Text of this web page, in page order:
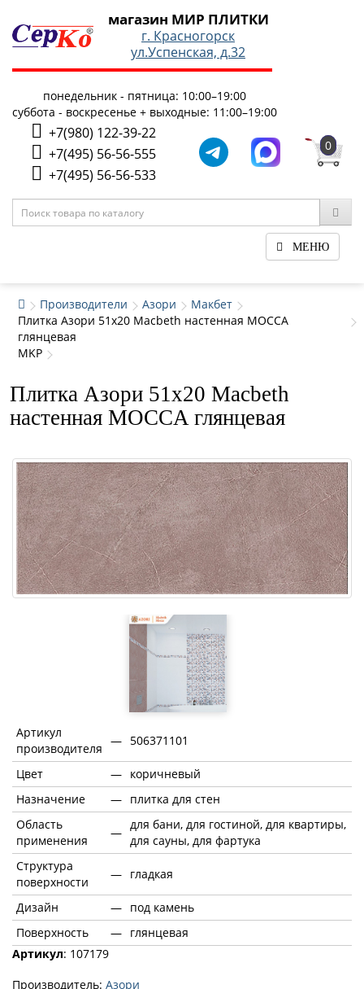
магазин МИР ПЛИТКИ
г. Красногорск
ул.Успенская, д.32
понедельник - пятница: 10:00–19:00
суббота - воскресенье + выходные: 11:00–19:00
+7(980) 122-39-22
+7(495) 56-56-555
+7(495) 56-56-533
0
МЕНЮ
Производители Азори
Макбет
Плитка Азори 51x20 Macbeth настенная MOCCA
глянцевая
MKP
Плитка Азори 51x20 Macbeth
настенная MOCCA глянцевая
Артикул
производителя
— 506371101
Цвет — коричневый
Назначение
— плитка для стен
Область
применения
—
для бани, для гостиной, для квартиры,
для сауны, для фартука
Структура
поверхности
— гладкая
Дизайн — под камень
Поверхность
— глянцевая
Артикул: 107179
Производитель: Азори